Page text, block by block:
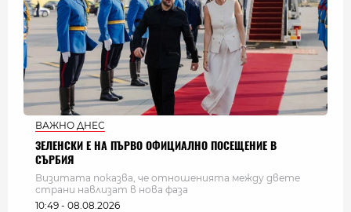
ВАЖНО ДНЕС
ЗЕЛЕНСКИ Е НА ПЪРВО ОФИЦИАЛНО ПОСЕЩЕНИЕ В
СЪРБИЯ
Визитата показва, че отношенията между двете
страни навлизат в нова фаза
10:49 - 08.08.2026